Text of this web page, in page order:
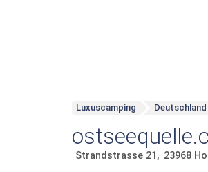
Luxuscamping Deutschland
Strandstrasse 21 23968